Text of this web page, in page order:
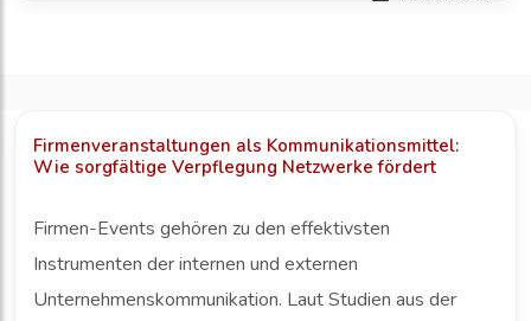
Firmenveranstaltungen als Kommunikationsmittel:
Wie sorgfältige Verpflegung Netzwerke fördert
Firmen-Events gehören zu den effektivsten
Instrumenten der internen und externen
Unternehmenskommunikation. Laut Studien aus der